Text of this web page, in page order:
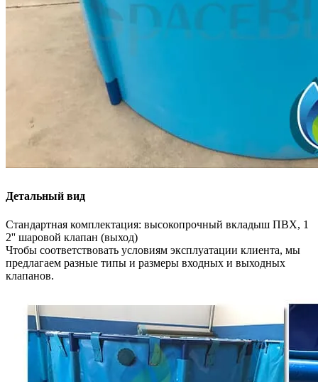
Детальный вид
Стандартная комплектация: высокопрочный вкладыш ПВХ, 1
2'' шаровой клапан (выход)
Чтобы соответствовать условиям эксплуатации клиента, мы
предлагаем разные типы и размеры входных и выходных
клапанов.